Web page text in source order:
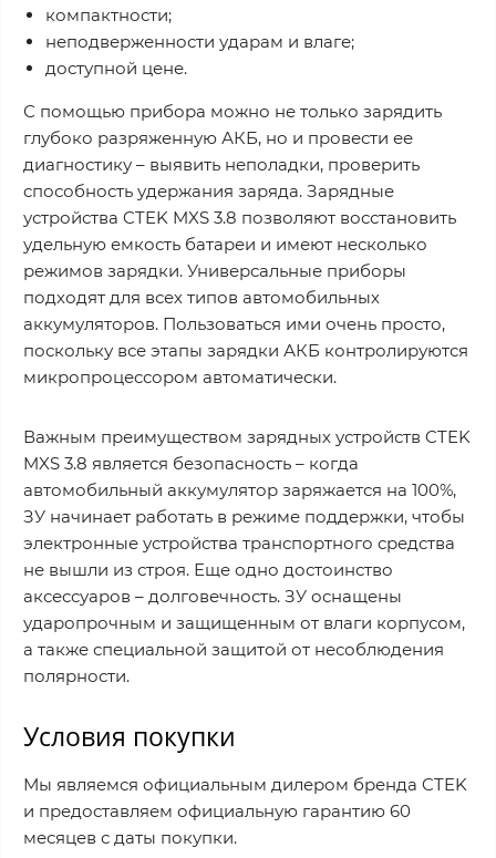
компактности;
неподверженности ударам и влаге;
доступной цене.
С помощью прибора можно не только зарядить
глубоко разряженную АКБ, но и провести ее
диагностику – выявить неполадки, проверить
способность удержания заряда. Зарядные
устройства CTEK MXS 3.8 позволяют восстановить
удельную емкость батареи и имеют несколько
режимов зарядки. Универсальные приборы
подходят для всех типов автомобильных
аккумуляторов. Пользоваться ими очень просто,
поскольку все этапы зарядки АКБ контролируются
микропроцессором автоматически.
Важным преимуществом зарядных устройств CTEK
MXS 3.8 является безопасность – когда
автомобильный аккумулятор заряжается на 100%,
ЗУ начинает работать в режиме поддержки, чтобы
электронные устройства транспортного средства
не вышли из строя. Еще одно достоинство
аксессуаров – долговечность. ЗУ оснащены
ударопрочным и защищенным от влаги корпусом,
а также специальной защитой от несоблюдения
полярности.
Условия покупки
Мы являемся официальным дилером бренда CTEK
и предоставляем официальную гарантию 60
месяцев с даты покупки.